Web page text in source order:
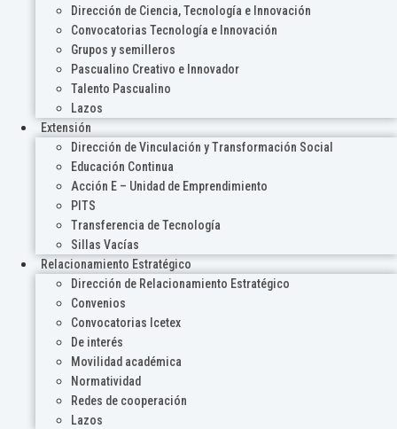
Dirección de Ciencia, Tecnología e Innovación
Convocatorias Tecnología e Innovación
Grupos y semilleros
Pascualino Creativo e Innovador
Talento Pascualino
Lazos
Extensión
Dirección de Vinculación y Transformación Social
Educación Continua
Acción E – Unidad de Emprendimiento
PITS
Transferencia de Tecnología
Sillas Vacías
Relacionamiento Estratégico
Dirección de Relacionamiento Estratégico
Convenios
Convocatorias Icetex
De interés
Movilidad académica
Normatividad
Redes de cooperación
Lazos